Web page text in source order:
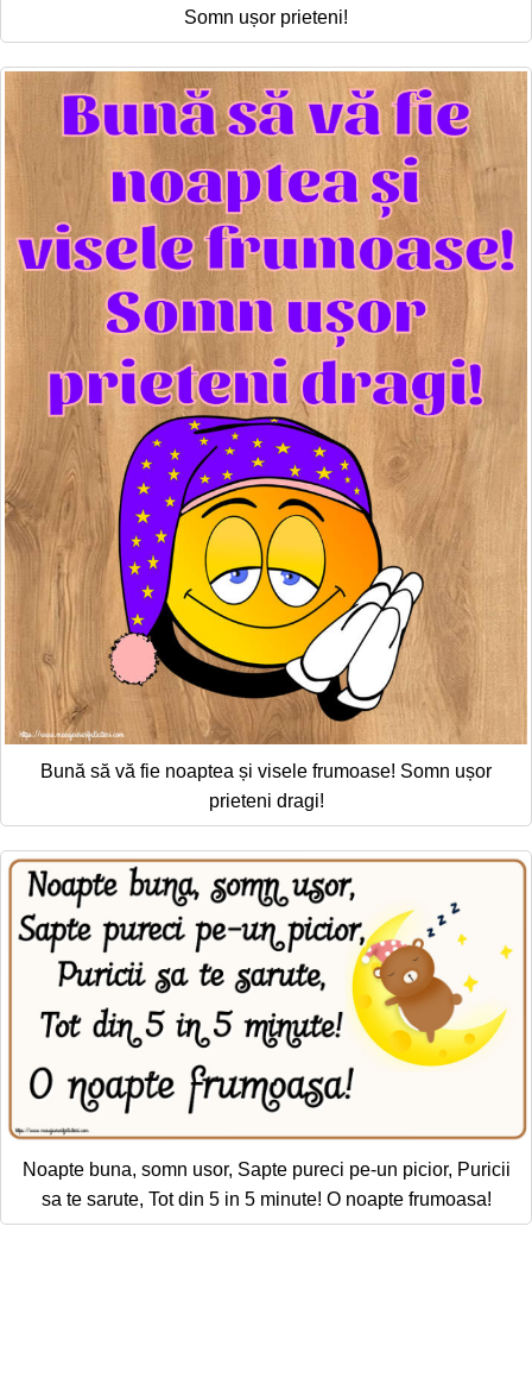
Somn ușor prieteni!
Bună să vă fie noaptea și visele frumoase! Somn ușor
prieteni dragi!
Noapte buna, somn usor, Sapte pureci pe-un picior, Puricii
sa te sarute, Tot din 5 in 5 minute! O noapte frumoasa!